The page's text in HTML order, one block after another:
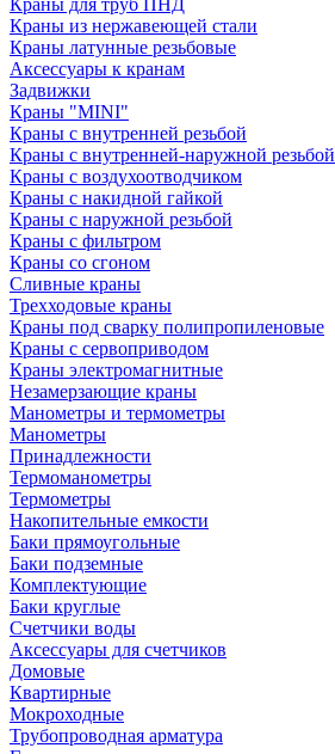
Краны из нержавеющей стали
Краны латунные резьбовые
Аксессуары к кранам
Задвижки
Краны "MINI"
Краны с внутренней резьбой
Краны с внутренней-наружной резьбой
Краны с воздухоотводчиком
Краны с накидной гайкой
Краны с наружной резьбой
Краны с фильтром
Краны со сгоном
Сливные краны
Трехходовые краны
Краны под сварку полипропиленовые
Краны с сервоприводом
Краны электромагнитные
Незамерзающие краны
Манометры и термометры
Манометры
Принадлежности
Термоманометры
Термометры
Накопительные емкости
Баки прямоугольные
Баки подземные
Комплектующие
Баки круглые
Счетчики воды
Аксессуары для счетчиков
Домовые
Квартирные
Мокроходные
Трубопроводная арматура